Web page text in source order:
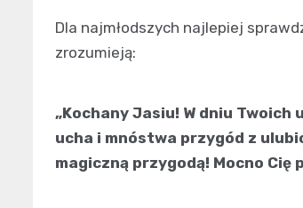
Dla najmłodszych najlepiej
zrozumieją:
„Kochany Jasiu! W dniu
ucha i mnóstwa przygód z
magiczną przygodą! Mocno